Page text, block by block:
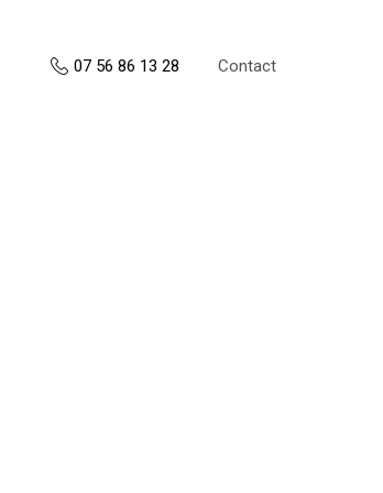
07 56 86 13 28 Contact